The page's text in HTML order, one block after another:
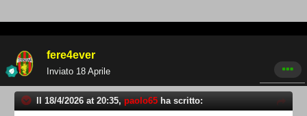
fere4ever
Inviato 18 Aprile
Il 18/4/2026 at 20:35, paolo65 ha scritto: